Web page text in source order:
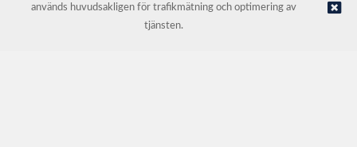
© NORDIC HOTEL SUPPORT AS | Webbutik tillhandahålls av
Kréatif
AS
används huvudsakligen för trafikmätning och optimering av
tjänsten.